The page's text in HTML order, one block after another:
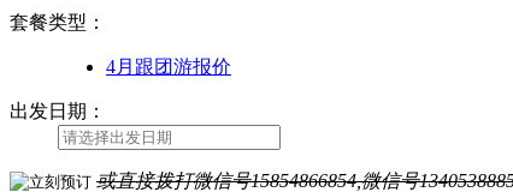
套餐类型 ：
4月跟团游报价
出发日期：
或直接拨打微信号15854866854,微信号